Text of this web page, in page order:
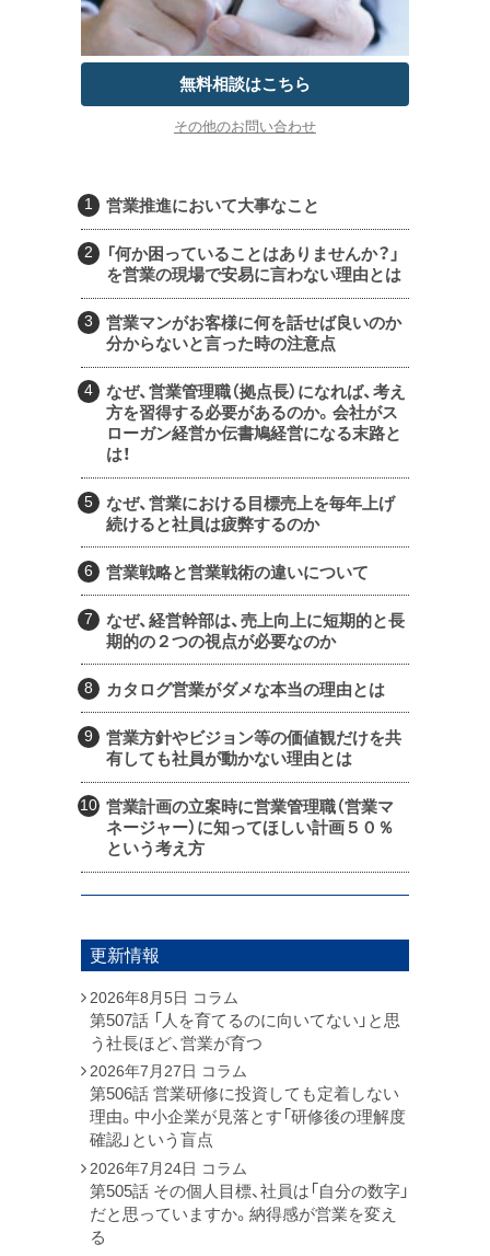
無料相談はこちら
その他のお問い合わせ
営業推進において大事なこと
「何か困っていることはありませんか？」
を営業の現場で安易に言わない理由とは
営業マンがお客様に何を話せば良いのか
分からないと言った時の注意点
なぜ、営業管理職（拠点長）になれば、考え
方を習得する必要があるのか。会社がス
ローガン経営か伝書鳩経営になる末路と
は！
なぜ、営業における目標売上を毎年上げ
続けると社員は疲弊するのか
営業戦略と営業戦術の違いについて
なぜ、経営幹部は、売上向上に短期的と長
期的の２つの視点が必要なのか
カタログ営業がダメな本当の理由とは
営業方針やビジョン等の価値観だけを共
有しても社員が動かない理由とは
営業計画の立案時に営業管理職（営業マ
ネージャー）に知ってほしい計画５０％
という考え方
更新情報
2026年8月5日 コラム
第507話 「人を育てるのに向いてない」と思
う社長ほど、営業が育つ
2026年7月27日 コラム
第506話 営業研修に投資しても定着しない
理由。中小企業が見落とす「研修後の理解度
確認」という盲点
2026年7月24日 コラム
第505話 その個人目標、社員は「自分の数字」
だと思っていますか。納得感が営業を変え
る